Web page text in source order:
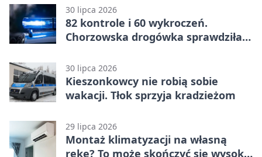
30 lipca 2026
82 kontrole i 60 wykroczeń.
Chorzowska drogówka sprawdziła
30 lipca 2026
Kieszonkowcy nie robią sobie
wakacji. Tłok sprzyja kradzieżom
29 lipca 2026
Montaż klimatyzacji na własną
rękę? To może skończyć się wysoką